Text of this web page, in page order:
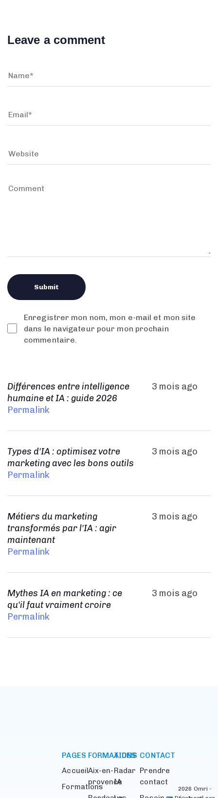
Leave a comment
Enregistrer mon nom, mon e-mail et mon site
dans le navigateur pour mon prochain
commentaire.
Différences entre intelligence
humaine et IA : guide 2026
3 mois ago
Permalink
Types d'IA : optimisez votre
marketing avec les bons outils
3 mois ago
Permalink
Métiers du marketing
transformés par l'IA : agir
maintenant
3 mois ago
Permalink
Mythes IA en marketing : ce
qu'il faut vraiment croire
3 mois ago
Permalink
PAGES
Accueil
Formations
FORMATIONS
Aix-en-
provence
AIDES
Radar
IA
CONTACT
Prendre
contact
2026 Omri -